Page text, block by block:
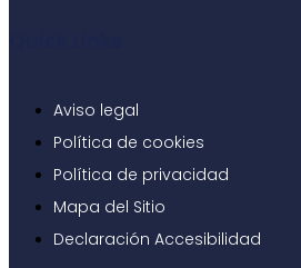
Aviso legal
Política de cookies
Política de privacidad
Mapa del Sitio
Declaración Accesibilidad